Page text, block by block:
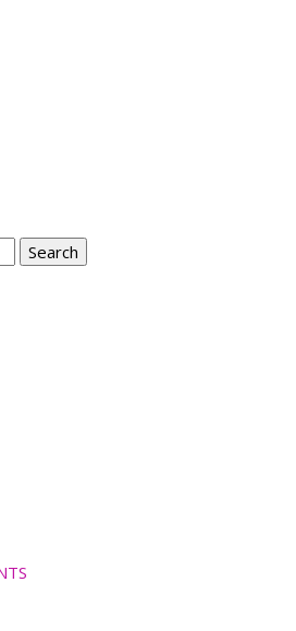
and Lifestyle Blogger